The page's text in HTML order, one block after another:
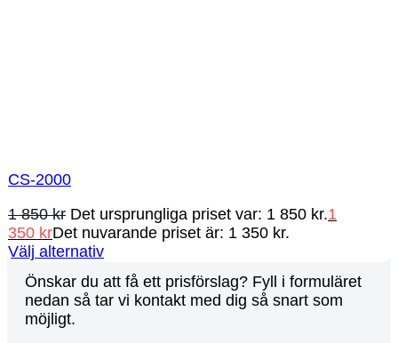
CS-2000
1 850kr Det ursprungliga priset var: 1 850 kr.1
350 krDet nuvarande priset är: 1 350 kr.
Välj alternativ
Önskar du att få ett prisförslag? Fyll i formuläret
nedan så tar vi kontakt med dig så snart som
möjligt.